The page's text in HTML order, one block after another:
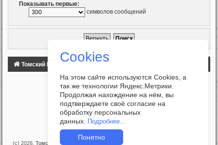
Показывать первые:
символов сообщений
Томский Клуб Автомобилистов
(c) 2026, Томский Клуб Автомобилистов
Cookies
На этом сайте используются Cookies, а
так же технологии Яндекс.Метрики.
Продолжая нахождение на нём, вы
подтверждаете своё согласие на
обработку персональных
данных.
Подробнее...
Понятно